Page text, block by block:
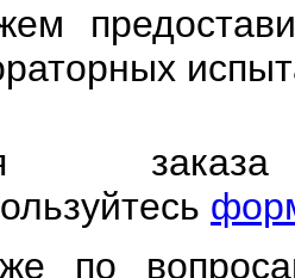
заказа
по